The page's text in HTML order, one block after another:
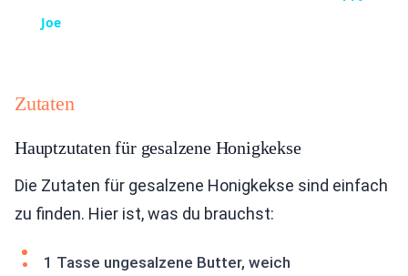
Joe
Zutaten
Hauptzutaten für gesalzene Honigkekse
Die Zutaten für gesalzene Honigkekse sind einfach
zu finden. Hier ist, was du brauchst:
1 Tasse ungesalzene Butter, weich